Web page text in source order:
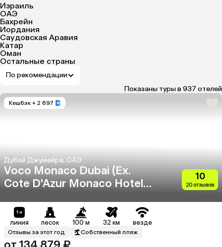
Израиль
ОАЭ
Бахрейн
Иордания
Саудовская Аравия
Катар
Оман
Остальные страны
По рекомендации
Показаны туры в 937 отелей
Кешбэк + 2 697
Дубай Джумейра, ОАЭ
Voco Monaco Dubai (Ex.
Cote D'Azur Monaco Hotel)
10
20 отзывов
линия песок 100 м 32 км везде
Отзывы за этот год Собственный пляж